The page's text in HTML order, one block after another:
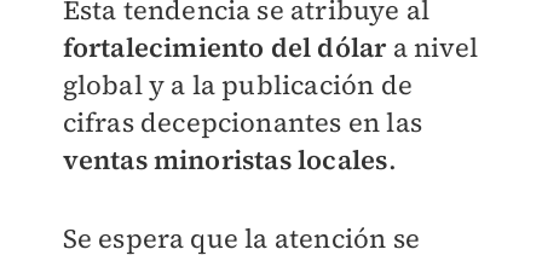
Esta tendencia se atribuye al
fortalecimiento del dólara nivel
global y a la publicación de
cifras decepcionantes en las
ventas minoristas locales.
Se espera que la atención se